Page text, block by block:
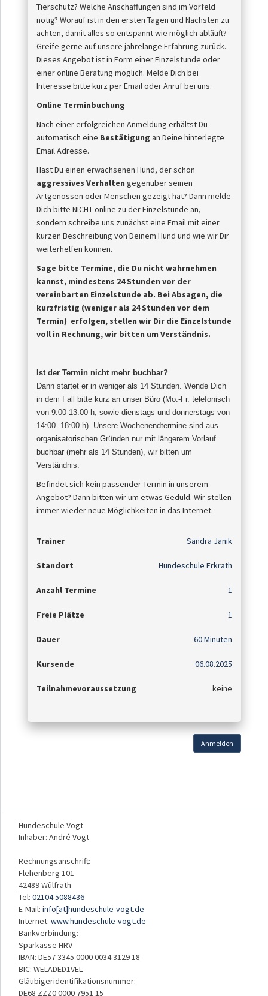
Tierschutz? Welche Anschaffungen sind im Vorfeld
nötig? Worauf ist in den ersten Tagen und Nächsten zu
achten, damit alles so entspannt wie möglich abläuft?
Greife gerne auf unsere jahrelange Erfahrung zurück.
Dieses Angebot ist in Form einer Einzelstunde oder
einer online Beratung möglich. Melde Dich bei
Interesse bitte kurz per Email oder Anruf bei uns.
Online Terminbuchung
Nach einer erfolgreichen Anmeldung erhältst Du
automatisch eine Bestätigung an Deine hinterlegte
Email Adresse.
Hast Du einen erwachsenen Hund, der schon
aggressives Verhalten gegenüber seinen
Artgenossen oder Menschen gezeigt hat? Dann melde
Dich bitte NICHT online zu der Einzelstunde an,
sondern schreibe uns zunächst eine Email mit einer
kurzen Beschreibung von Deinem Hund und wie wir Dir
weiterhelfen können.
Sage bitte Termine, die Du nicht wahrnehmen
kannst, mindestens 24 Stunden vor der
vereinbarten Einzelstunde ab. Bei Absagen, die
kurzfristig (weniger als 24 Stunden vor dem
Termin) erfolgen, stellen wir Dir die Einzelstunde
voll in Rechnung, wir bitten um Verständnis.
Ist der Termin nicht mehr buchbar?
Dann startet er in weniger als 14 Stunden. Wende Dich
in dem Fall bitte kurz an unser Büro (Mo.-Fr. telefonisch
von 9:00-13.00 h, sowie dienstags und donnerstags von
14:00- 18:00 h). Unsere Wochenendtermine sind aus
organisatorischen Gründen nur mit längerem Vorlauf
buchbar (mehr als 14 Stunden), wir bitten um
Verständnis.
Befindet sich kein passender Termin in unserem
Angebot? Dann bitten wir um etwas Geduld. Wir stellen
immer wieder neue Möglichkeiten in das Internet.
Trainer Sandra Janik
Standort Hundeschule Erkrath
Anzahl Termine 1
Freie Plätze 1
Dauer 60 Minuten
Kursende 06.08.2025
Teilnahmevoraussetzung keine
Anmelden
Hundeschule Vogt
Inhaber: André Vogt
Rechnungsanschrift:
Flehenberg 101
42489 Wülfrath
Tel: 02104 5088436
E-Mail: info[at]hundeschule-vogt.de
Internet: www.hundeschule-vogt.de
Bankverbindung:
Sparkasse HRV
IBAN: DE57 3345 0000 0034 3129 18
BIC: WELADED1VEL
Gläubigeridentifikationsnummer:
DE68 ZZZ0 0000 7951 15